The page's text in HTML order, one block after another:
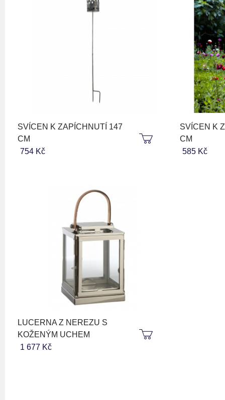
SVÍCEN K ZAPÍCHNUTÍ 147
CM
754 Kč
SVÍCEN K
CM
585 Kč
LUCERNA Z NEREZU S
KOŽENÝM UCHEM
1 677 Kč